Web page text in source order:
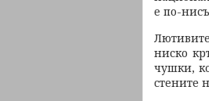
е по-
ниско
чушки,
стените